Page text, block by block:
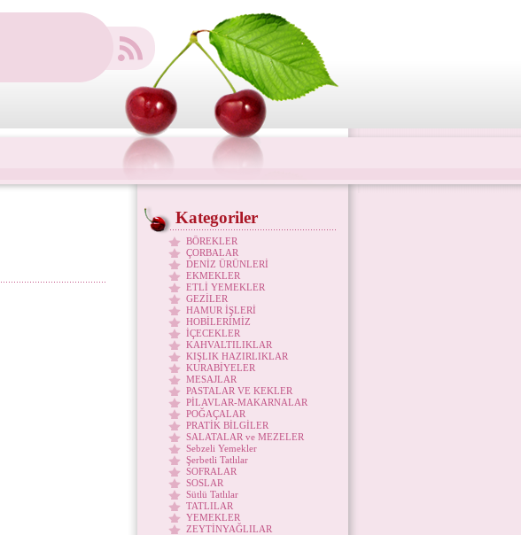
Kategoriler
BÖREKLER
ÇORBALAR
DENİZ ÜRÜNLERİ
EKMEKLER
ETLİ YEMEKLER
GEZİLER
HAMUR İŞLERİ
HOBİLERİMİZ
İÇECEKLER
KAHVALTILIKLAR
KIŞLIK HAZIRLIKLAR
KURABİYELER
MESAJLAR
PASTALAR VE KEKLER
PİLAVLAR-MAKARNALAR
POĞAÇALAR
PRATİK BİLGİLER
SALATALAR ve MEZELER
Sebzeli Yemekler
Şerbetli Tatlılar
SOFRALAR
SOSLAR
Sütlü Tatlılar
TATLILAR
YEMEKLER
ZEYTİNYAĞLILAR